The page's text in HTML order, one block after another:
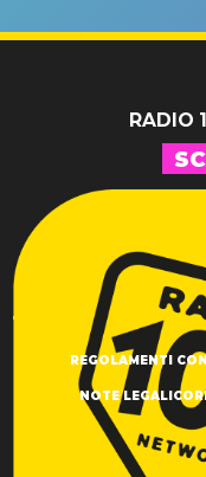
RADIO
REGOLAMENTI
NOTE LEGALI